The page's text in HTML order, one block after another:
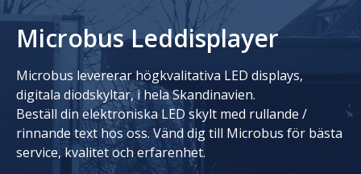
Microbus Leddisplayer
Microbus levererar högkvalitativa LED displays,
digitala diodskyltar, i hela Skandinavien.
Beställ din elektroniska LED skylt med rullande /
rinnande text hos oss. Vänd dig till Microbus för bästa
service, kvalitet och erfarenhet.